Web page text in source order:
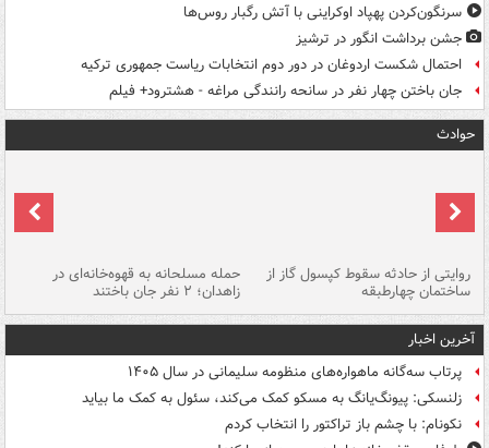
سرنگون‌کردن پهپاد اوکراینی با آتش رگبار روس‌ها
جشن برداشت انگور در ترشیز
احتمال شکست اردوغان در دور دوم انتخابات ریاست جمهوری ترکیه
جان باختن چهار نفر در سانحه رانندگی مراغه - هشترود+ فیلم
حوادث
روایتی از حادثه سقوط کپسول گاز از
ساختمان چهارطبقه
حمله مسلحانه به قهوه‌خانه‌ای در
زاهدان؛ ۲ نفر جان باختند
آخرین اخبار
پرتاب سه‌گانه ماهواره‌های منظومه سلیمانی در سال ۱۴۰۵
زلنسکی: پیونگ‌یانگ به مسکو کمک می‌کند، سئول به کمک ما بیاید
نکونام: با چشم باز تراکتور را انتخاب کردم